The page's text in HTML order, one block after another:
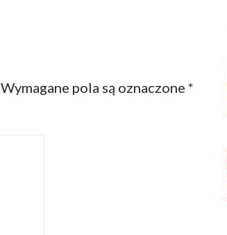
Wymagane pola są oznaczone*